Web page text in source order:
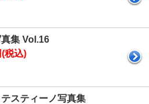
集 Vol.16
税込)
スティーノ写真集